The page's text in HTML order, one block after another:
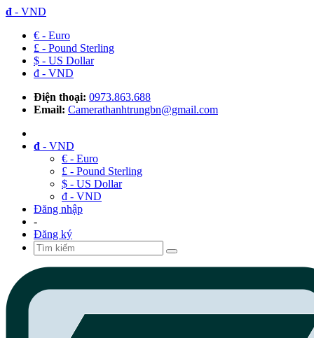
đ - VND
€ - Euro
£ - Pound Sterling
$ - US Dollar
đ - VND
Điện thoại: 0973.863.688
Email: Camerathanhtrungbn@gmail.com
đ - VND
€ - Euro
£ - Pound Sterling
$ - US Dollar
đ - VND
Đăng nhập
-
Đăng ký